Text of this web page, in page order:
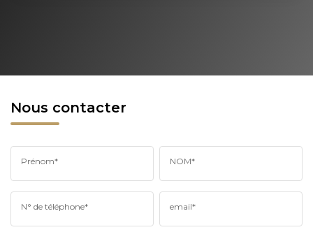
Nous contacter
Prénom* NOM*
N° de téléphone* email*